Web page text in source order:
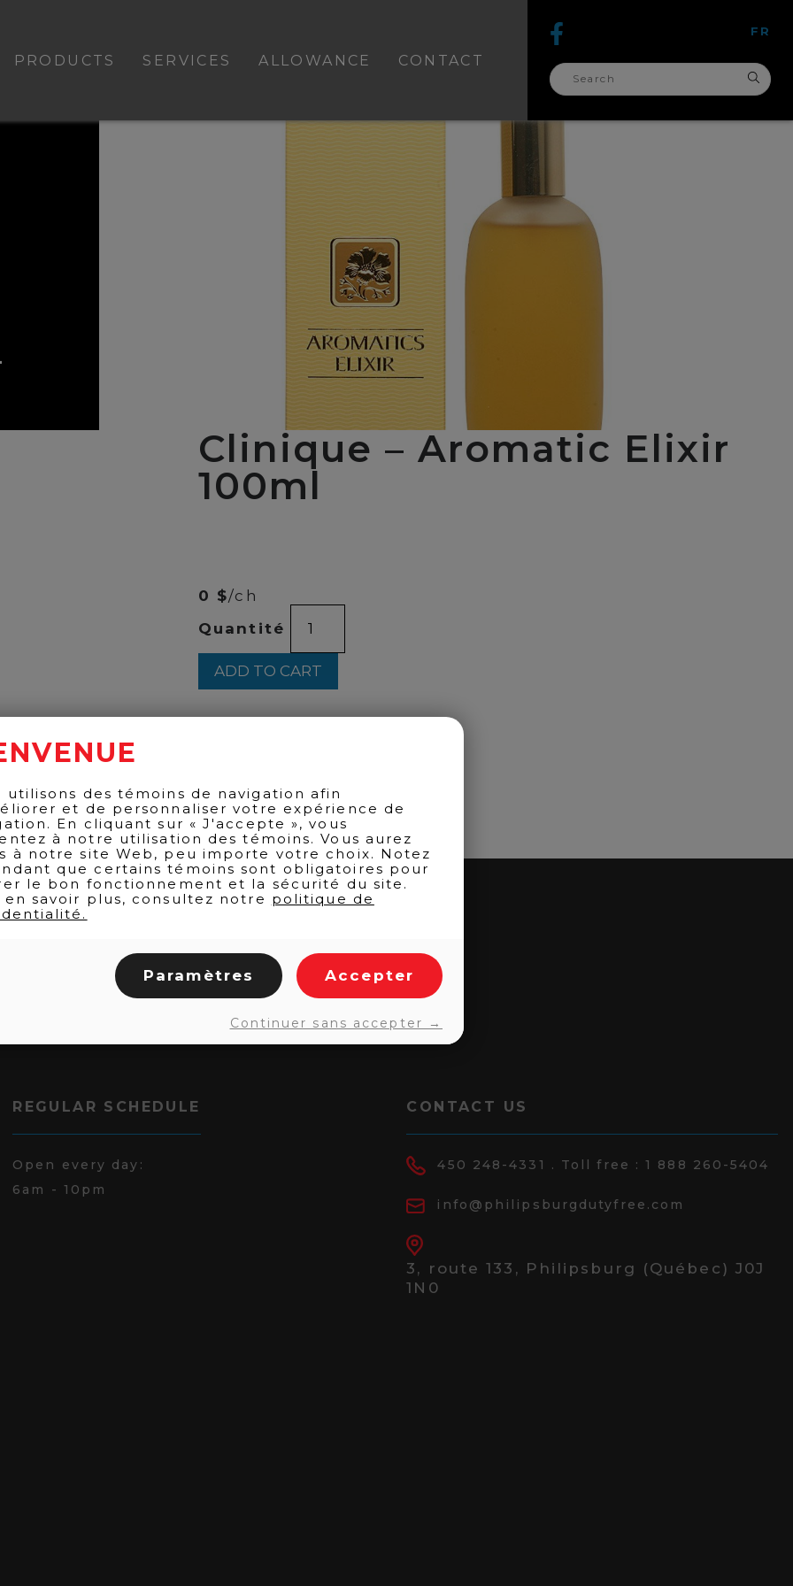
PRODUCTS SERVICES ALLOWANCE CONTACT
FR
search
for:
Clinique – Aromatic Elixir
100ml
0 $/ch
Quantité
Clinique
Elixir
100ml
quantity
ADD TO CART
REGULAR SCHEDULE
Open every day:
6am - 10pm
CONTACT US
450 248-4331 . Toll free :1 888 260-5404
info@philipsburgdutyfree.com
3, route 133, Philipsburg (Québec) J0J
1N0
utilisons des témoins de navigation afin
et de personnaliser votre expérience de
En cliquant sur « J'accepte », vous
à notre utilisation des témoins. Vous aurez
à notre site Web, peu importe votre choix. Notez
que certains témoins sont obligatoires pour
le bon fonctionnement et la sécurité du site.
en savoir plus, consultez notre politique de
Paramètres Accepter
Continuer sans accepter →